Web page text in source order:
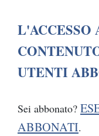
L'ACCESSO
UTENTI
Sei abbonato?
ABBONATI.